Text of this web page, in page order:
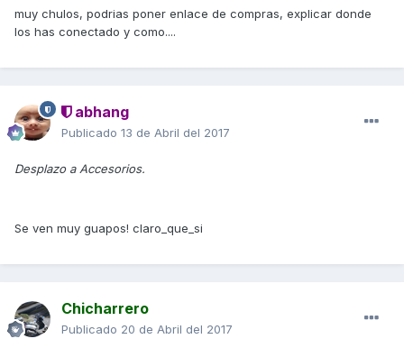
muy chulos, podrias poner enlace de compras, explicar donde
los has conectado y como....
abhang
Publicado 13 de Abril del 2017
Desplazo a Accesorios.
Se ven muy guapos! claro_que_si
Chicharrero
Publicado 20 de Abril del 2017